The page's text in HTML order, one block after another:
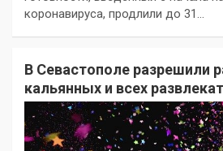
коронавируса, продлили до 31…
В Севастополе разрешили
кальянных и всех